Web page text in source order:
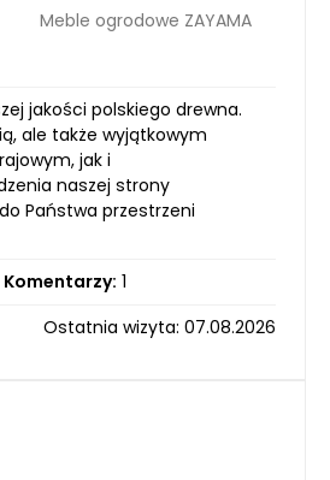
Meble ogrodowe ZAYAMA
jakości polskiego drewna.
ale także wyjątkowym
jak i
naszej strony
Państwa przestrzeni
Komentarzy: 1
Ostatnia wizyta: 07.08.2026